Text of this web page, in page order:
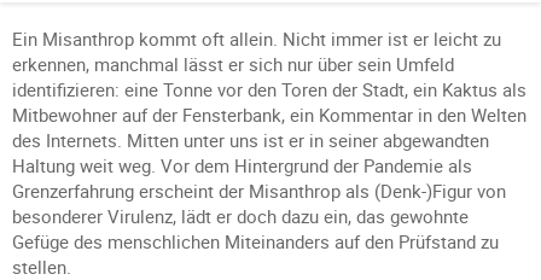
Ein Misanthrop kommt oft allein. Nicht immer ist er leicht zu
erkennen, manchmal lässt er sich nur über sein Umfeld
identifizieren: eine Tonne vor den Toren der Stadt, ein Kaktus als
Mitbewohner auf der Fensterbank, ein Kommentar in den Welten
des Internets. Mitten unter uns ist er in seiner abgewandten
Haltung weit weg. Vor dem Hintergrund der Pandemie als
Grenzerfahrung erscheint der Misanthrop als (Denk-)Figur von
besonderer Virulenz, lädt er doch dazu ein, das gewohnte
Gefüge des menschlichen Miteinanders auf den Prüfstand zu
stellen.